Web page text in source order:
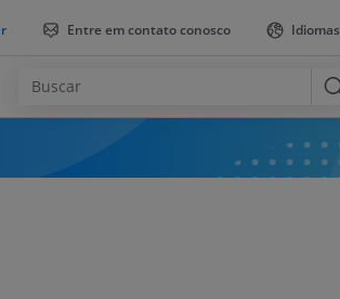
Entre em contato conosco Idiomas